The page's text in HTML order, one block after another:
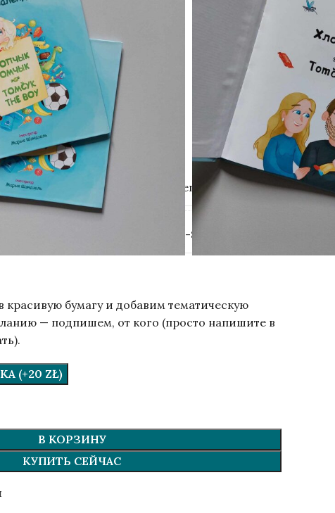
языках.
Шендель.
2-5 лет.
цветная печать.
Gutenberg Publisher
978-83-967644-3-0
красивую бумагу и добавим тематическую
— подпишем, от кого (просто напишите в
(+20 ZŁ)
В КОРЗИНУ
КУПИТЬ СЕЙЧАС